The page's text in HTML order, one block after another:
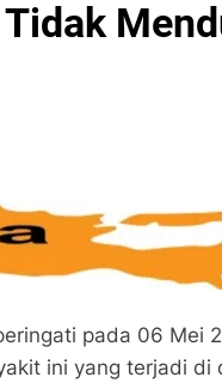
pada 06 Mei
ini yang terjadi di